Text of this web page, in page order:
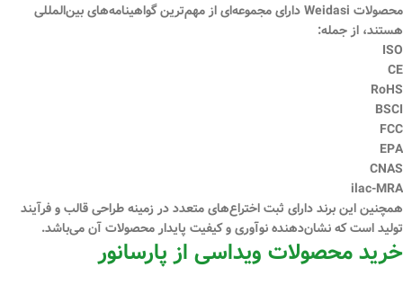
محصولات Weidasi دارای مجموعه‌ای از
مهم‌ترین گواهینامه‌های بین‌المللی
هستند، از جمله:
ISO
CE
RoHS
BSCI
FCC
EPA
CNAS
ilac-MRA
همچنین این برند دارای ثبت اختراع‌های متعدددر زمینه طراحی قالب و فرآیند
تولید است که نشان‌دهنده نوآوری و کیفیت پایدار محصولات آن می‌باشد.
خرید محصولات ویداسی از پارسانور